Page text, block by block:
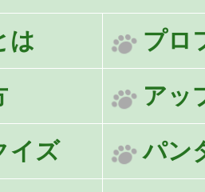
は プロ
アッ
イズ パン